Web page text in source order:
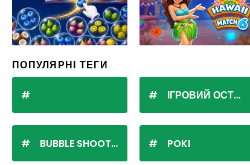
ПОПУЛЯРНІ ТЕГИ
BUBBLE SHOOTER
ІГРОВИЙ ОСТРІВ
POKI